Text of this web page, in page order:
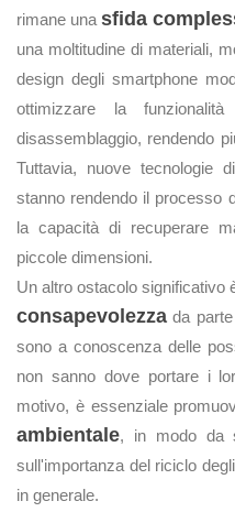
rimane unasfida
una moltitudine di materiali,
design degli smartphone
ottimizzare la
disassemblaggio, rendendo
Tuttavia, nuove tecnologie
stanno rendendo il processo
la capacità di recuperare
piccole dimensioni.
Un altro ostacolo significativo
consapevolezza da
sono a conoscenza delle
non sanno dove portare i
motivo, è essenziale
ambientale, in modo da
sull'importanza del riciclo
in generale.